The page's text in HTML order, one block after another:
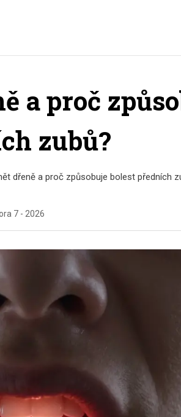
a proč
zubů?
dřeně a proč způsobuje bolest předních
7 - 2026